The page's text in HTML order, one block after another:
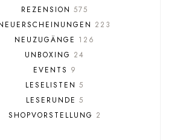
REZENSION 575
223
NEUZUGÄNGE 126
UNBOXING 24
EVENTS 9
LESELISTEN 5
LESERUNDE 5
SHOPVORSTELLUNG 2